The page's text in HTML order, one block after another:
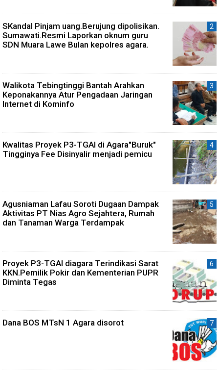
SKandal Pinjam uang.Berujung dipolisikan.
Sumawati.Resmi Laporkan oknum guru
SDN Muara Lawe Bulan kepolres agara.
Walikota Tebingtinggi Bantah Arahkan
Keponakannya Atur Pengadaan Jaringan
Internet di Kominfo
Kwalitas Proyek P3-TGAI di Agara"Buruk"
Tingginya Fee Disinyalir menjadi pemicu
Agusniaman Lafau Soroti Dugaan Dampak
Aktivitas PT Nias Agro Sejahtera, Rumah
dan Tanaman Warga Terdampak
Proyek P3-TGAI diagara Terindikasi Sarat
KKN.Pemilik Pokir dan Kementerian PUPR
Diminta Tegas
Dana BOS MTsN 1 Agara disorot